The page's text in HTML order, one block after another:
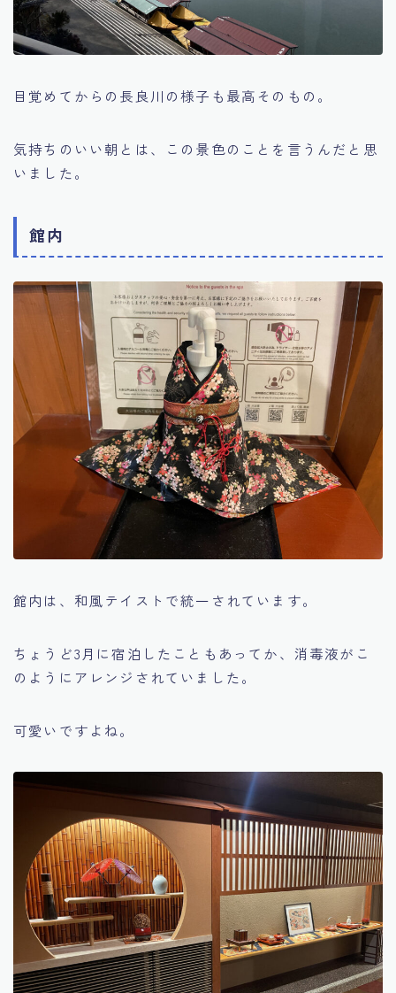
目覚めてからの長良川の様子も最高そのもの。
気持ちのいい朝とは、この景色のことを言うんだと思
いました。
館内
館内は、和風テイストで統一されています。
ちょうど3月に宿泊したこともあってか、消毒液がこ
のようにアレンジされていました。
可愛いですよね。